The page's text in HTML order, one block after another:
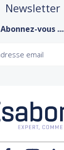
Newsletter
Abonnez-vous